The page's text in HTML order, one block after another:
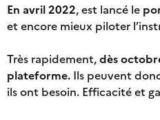
En avril 2022, est lancé le
et encore mieux piloter
Très rapidement,dès
plateforme. Ils peuvent
ils ont besoin. Efficacité et